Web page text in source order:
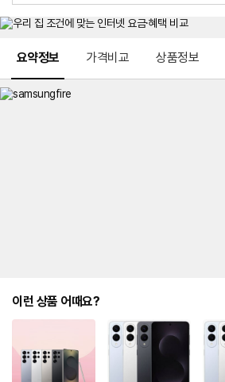
원
선
택
약
정
는
대
략
인
법
요약정보 가격비교 상품정보
이런 상품 어때요?